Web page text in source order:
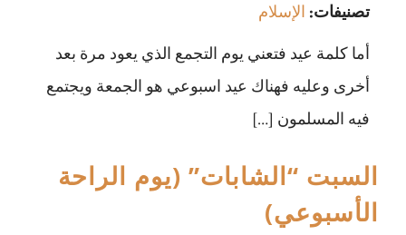
تصنيفات: الإسلام
أما كلمة عيد فتعني يوم التجمع الذي يعود مرة بعد
أخرى وعليه فهناك عيد اسبوعي هو الجمعة ويجتمع
فيه المسلمون […]
السبت “الشابات” (يوم الراحة
الأسبوعي)